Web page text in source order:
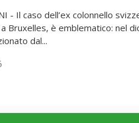
- Il caso dell’ex colonnello
Bruxelles, è emblematico: nel
dal...